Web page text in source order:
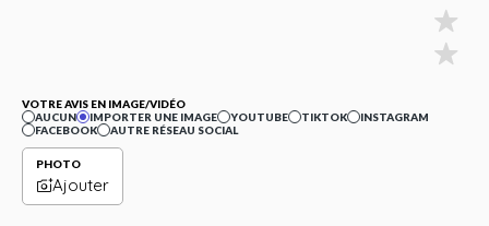
VOTRE AVIS EN IMAGE/VIDÉO
AUCUN
IMPORTER UNE IMAGE YOUTUBE TIKTOK
INSTAGRAM
FACEBOOK
AUTRE RÉSEAU SOCIAL
PHOTO
Ajouter